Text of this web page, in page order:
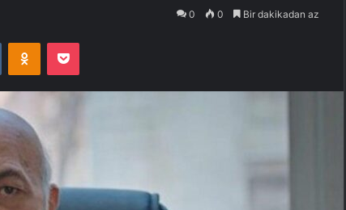
0 0 Bir dakikadan az
VKontakteOdnoklassniki
Pocket